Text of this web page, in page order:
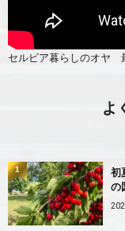
セルビア暮らしのオヤ
よ
初
の
1